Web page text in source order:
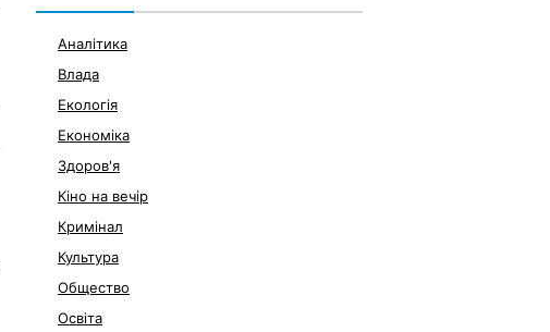
Аналітика
Влада
Екологія
Економіка
Здоров'я
Кіно на вечір
Кримінал
Культура
Общество
Освіта